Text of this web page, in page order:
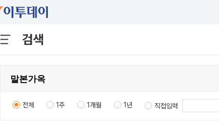
검색
전체 1주 1개월 1년 직접입력